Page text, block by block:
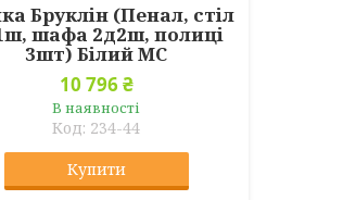
Бруклін (Пенал, стіл
шафа 2д2ш, полиці
3шт) Білий МС
10 796 ₴
В наявності
234-44
Купити